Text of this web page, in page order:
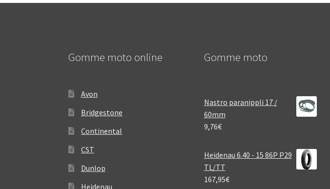
Gomme moto online
Avon
Bridgestone
Continental
CST
Dunlop
Heidenau
Gomme moto
Nastro paranippli 17 /
60mm
9,76€
Heidenau 6.40 - 15 86P P29
TL/TT
167,95€